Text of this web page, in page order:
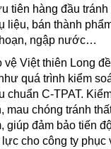
tiên hàng đầu
liệu, bán thành
ngập nước…
vệ Việt thiên Long
quá trình kiểm
chuẩn C-TPAT.
mau chóng tránh
giúp đảm bảo tiến
cho công ty phục